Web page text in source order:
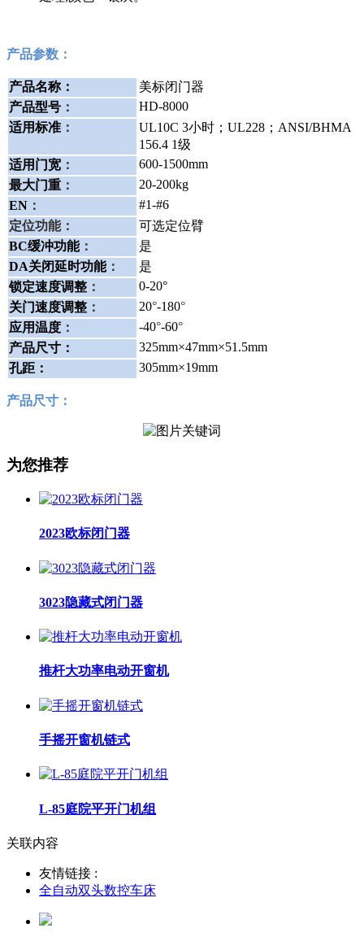
产品参数：
产品名称：
美标闭门器
产品型号 ：
HD-8000
适用标准 ：
UL10C 3小时；UL228；ANSI/BHMA
156.4 1级
适用门宽 ：
600-1500mm
最大门重 ：
20-200kg
EN ：
#1-#6
定位功能：
可选定位臂
BC缓冲功能 ：
是
DA关闭延时功能 ：
是
锁定速度调整 ：
0-20°
关门速度调整 ： 20°-180°
应用温度 ： -40°-60°
产品尺寸：
325mm×47mm×51.5mm
孔距：
305mm×19mm
产品尺寸：
为您推荐
2023欧标闭门器
3023隐藏式闭门器
推杆大功率电动开窗机
手摇开窗机链式
L-85庭院平开门机组
关联内容
友情链接 :
全自动双头数控车床